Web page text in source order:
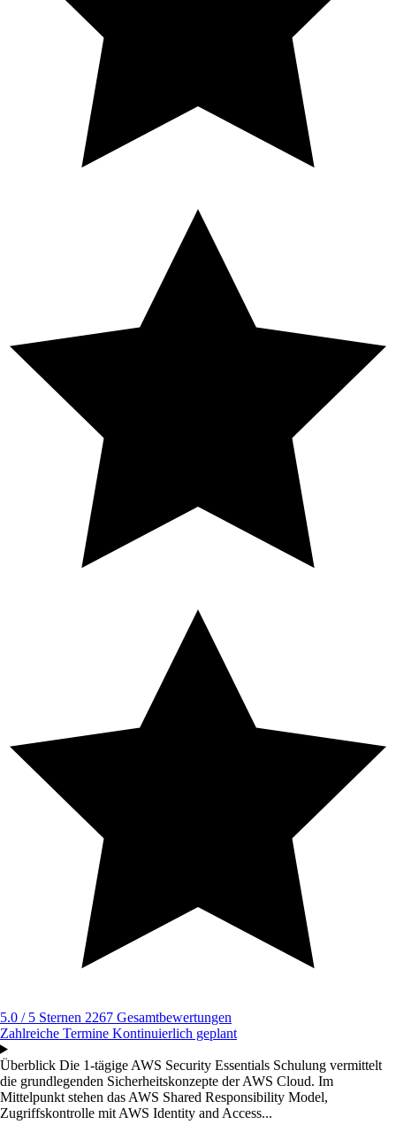
5.0 / 5 Sternen 2267 Gesamtbewertungen
Zahlreiche Termine Kontinuierlich geplant
Überblick Die 1-tägige AWS Security Essentials Schulung vermittelt
die grundlegenden Sicherheitskonzepte der AWS Cloud. Im
Mittelpunkt stehen das AWS Shared Responsibility Model,
Zugriffskontrolle mit AWS Identity and Access...